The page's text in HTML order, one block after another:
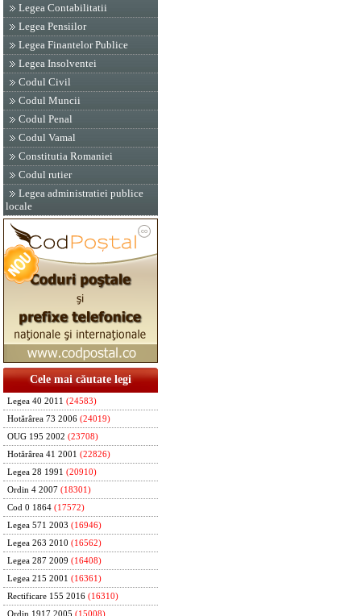
Legea Contabilitatii
Legea Pensiilor
Legea Finantelor Publice
Legea Insolventei
Codul Civil
Codul Muncii
Codul Penal
Codul Vamal
Constitutia Romaniei
Codul rutier
Legea administratiei publice
locale
Cele mai căutate legi
Legea 40 2011 (24583)
Hotărârea 73 2006 (24019)
OUG 195 2002 (23708)
Hotărârea 41 2001 (22826)
Legea 28 1991 (20910)
Ordin 4 2007 (18301)
Cod 0 1864 (17572)
Legea 571 2003 (16946)
Legea 263 2010 (16562)
Legea 287 2009 (16408)
Legea 215 2001 (16361)
Rectificare 155 2016 (16310)
Ordin 1917 2005 (15008)